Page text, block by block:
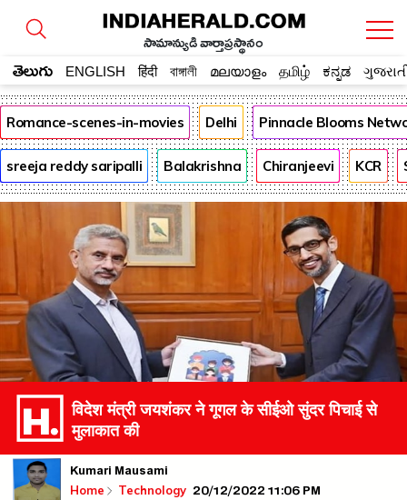
సామాన్యుడి వార్తాప్రస్థానం
తెలుగు ENGLISH हिंदी বাঙ্গালী മലയാളം தமிழ் ಕನ್ನಡ
Romance-scenes-in-movies Delhi Pinnacle Blooms
sreeja reddy saripalli Balakrishna Chiranjeevi KCR
विदेश मंत्री जयशंकर ने गूगल के सीईओ सुंदर पिचाई से
मुलाकात की
Kumari Mausami
Home Technology 20/12/2022 11:06 PM